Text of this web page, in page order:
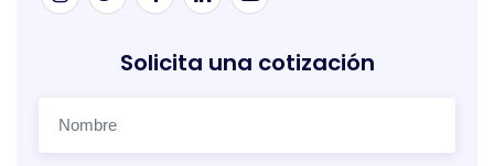
Solicita una cotización